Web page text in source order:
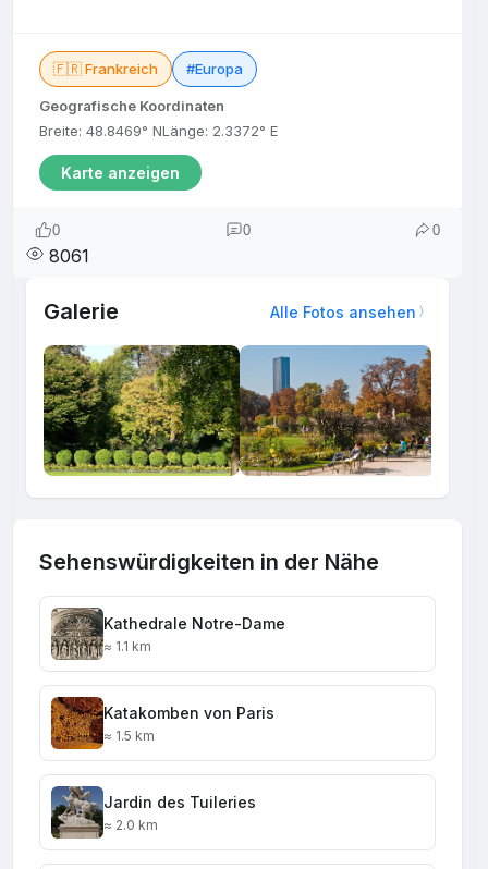
🇫🇷 Frankreich #Europa
Geografische Koordinaten
Breite: 48.8469° NLänge: 2.3372° E
Karte anzeigen
0 0 0
8061
Galerie Alle Fotos ansehen
Sehenswürdigkeiten in der Nähe
Kathedrale Notre-Dame
≈ 1.1 km
Katakomben von Paris
≈ 1.5 km
Jardin des Tuileries
≈ 2.0 km